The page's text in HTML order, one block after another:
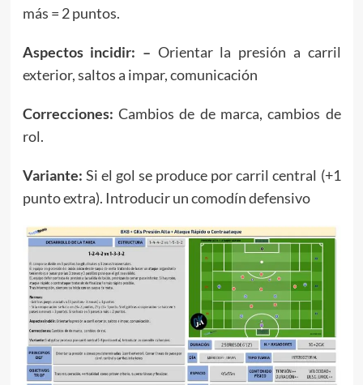
más = 2 puntos.
Aspectos incidir: – Orientar la presión a carril
exterior, saltos a impar, comunicación
Correcciones: Cambios de de marca, cambios de
rol.
Variante: Si el gol se produce por carril central (+1
punto extra). Introducir un comodín defensivo